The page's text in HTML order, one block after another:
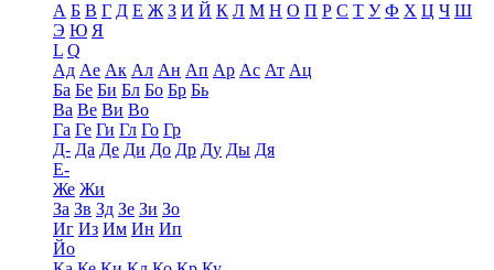
А Б В Г Д Е Ж З И Й К Л М Н О П Р С Т У Ф Х Ц Ч Ш
Э Ю Я
L Q
Ад Ае Ак Ал Ан Ап Ар Ас Ат Ац
Ба Бе Би Бл Бо Бр Бь
Ва Ве Ви Во
Га Ге Ги Гл Го Гр
Д- Да Де Ди До Др Ду Ды Дя
Е-
Же Жи
За Зв Зд Зе Зи Зо
Иг Из Им Ин Ип
Йо